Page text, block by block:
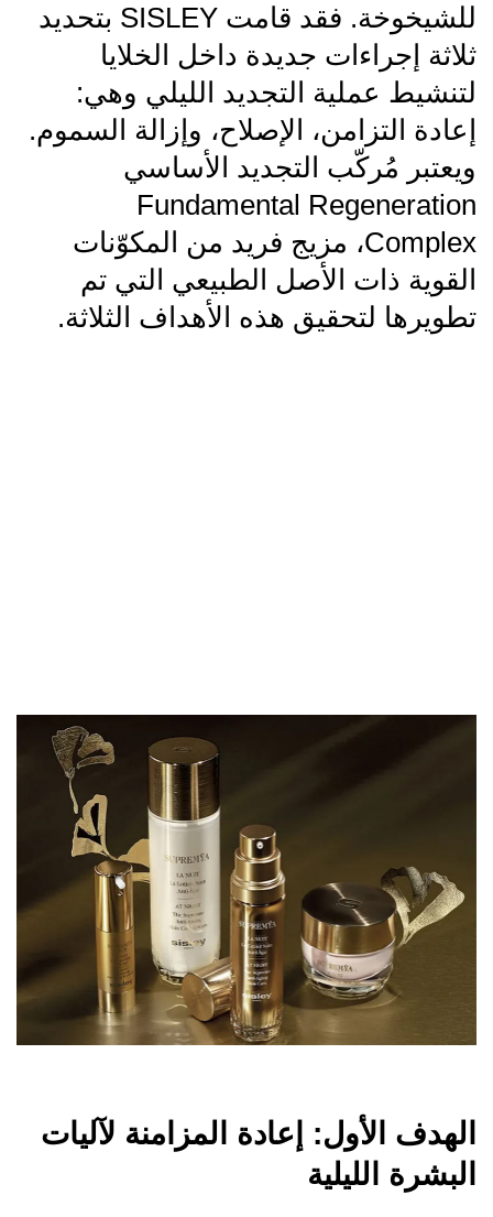
للشيخوخة. فقد قامت SISLEY بتحديد
ثلاثة إجراءات جديدة داخل الخلايا
لتنشيط عملية التجديد الليلي وهي:
إعادة التزامن، الإصلاح، وإزالة السموم.
ويعتبر مُركّب التجديد الأساسي
Fundamental Regeneration
Complex، مزيج فريد من المكوّنات
القوية ذات الأصل الطبيعي التي تم
تطويرها لتحقيق هذه الأهداف الثلاثة.
الهدف الأول: إعادة المزامنة لآليات
البشرة الليلية